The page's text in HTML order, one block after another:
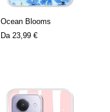
Ocean Blooms
Da 23,99 €